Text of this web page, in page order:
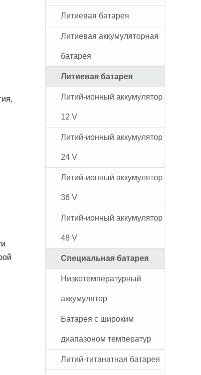
Литиевая батарея
Литиевая аккумуляторная
батарея
Литиевая батарея
Литий-ионный аккумулятор
12 V
Литий-ионный аккумулятор
24 V
Литий-ионный аккумулятор
36 V
Литий-ионный аккумулятор
48 V
Специальная батарея
Низкотемпературный
аккумулятор
Батарея с широким
диапазоном температур
Литий-титанатная батарея